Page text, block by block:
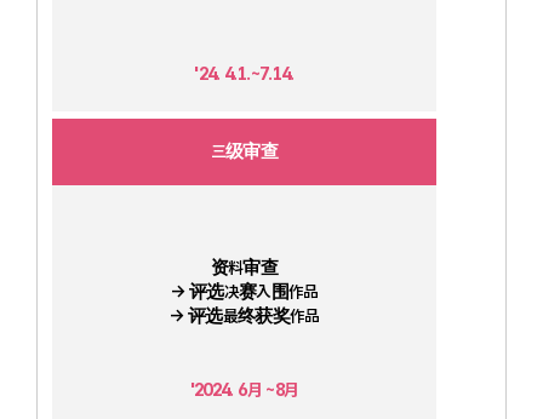
'24. 4.1.~7.14.
三级审查
资料审查
→ 评选决赛入围作品
→ 评选最终获奖作品
'2024. 6月 ~8月